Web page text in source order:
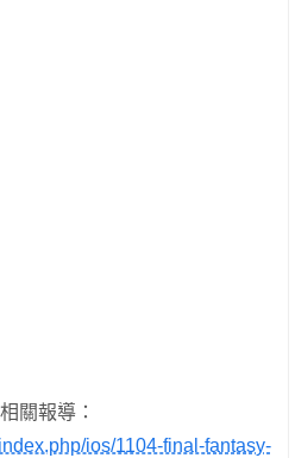
關報導：
ios/1104-final-fantasy-